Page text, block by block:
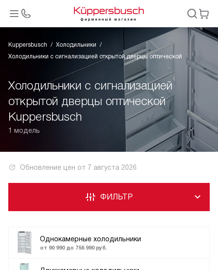
Kuppersbusch
Холодильники
Холодильники с сигнализацией открытой дверцы оптической
Холодильники с сигнализацией
открытой дверцы оптической
Kuppersbusch
1 модель
Обновление цен от 7 августа 2026
Однокамерные холодильники
от 90 990 до 756 990 руб.
ФИЛЬТР